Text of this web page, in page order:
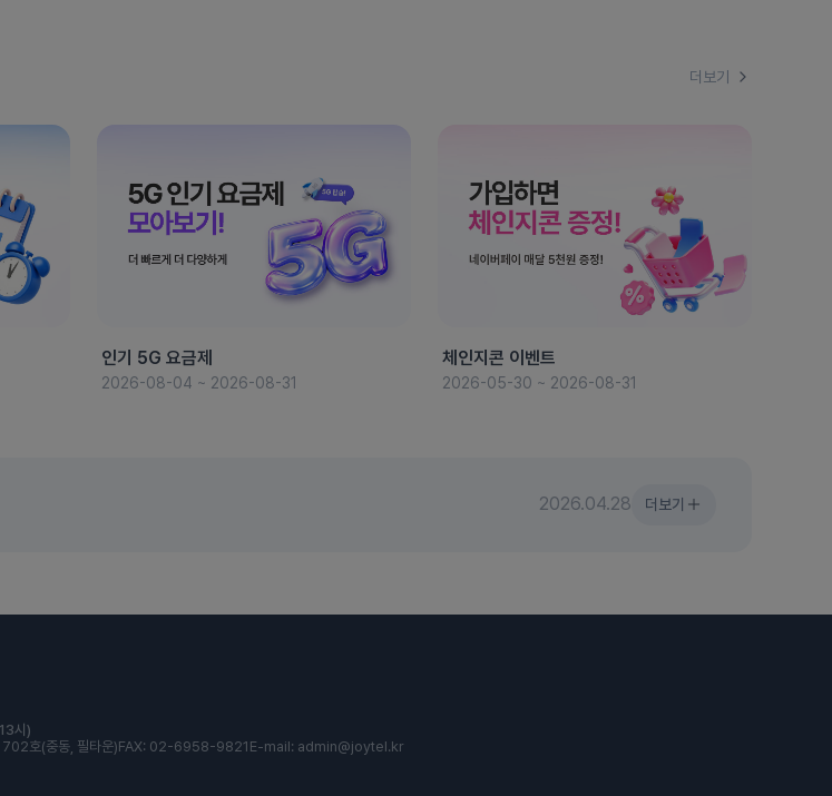
더보기
인기 5G 요금제
2026-08-04 ~ 2026-08-31
체인지콘 이벤트
2026-05-30 ~ 2026-08-31
2026.04.28 더보기
시)
호(중동, 필타운)FAX: 02-6958-9821 E-mail: admin@joytel.kr